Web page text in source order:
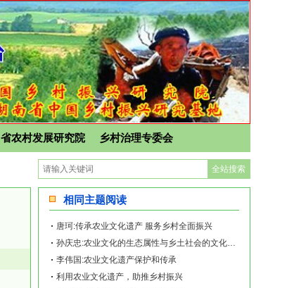
省农村发展研究院 乡村治理专委会
相同主题阅读
唐珂:传承农业文化遗产 服务乡村全面振兴
孙庆忠:农业文化的生态属性与乡土社会的文化格局
李伟国:农业文化遗产保护和传承
利用农业文化遗产，助推乡村振兴